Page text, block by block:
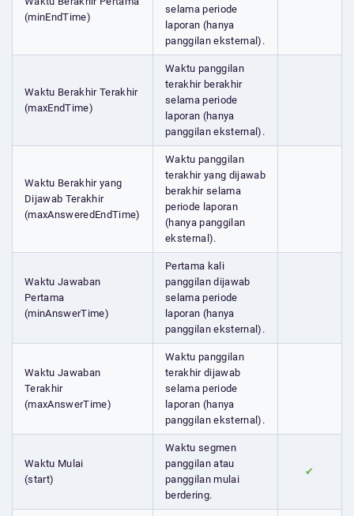
(minEndTime)
selama periode
laporan (hanya
panggilan eksternal).
Waktu Berakhir Terakhir
(maxEndTime)
Waktu panggilan
terakhir berakhir
selama periode
laporan (hanya
panggilan eksternal).
Waktu Berakhir yang
Dijawab Terakhir
(maxAnsweredEndTime)
Waktu panggilan
terakhir yang dijawab
berakhir selama
periode laporan
(hanya panggilan
eksternal).
Waktu Jawaban
Pertama
(minAnswerTime)
Pertama kali
panggilan dijawab
selama periode
laporan (hanya
panggilan eksternal).
Waktu Jawaban
Terakhir
(maxAnswerTime)
Waktu panggilan
terakhir dijawab
selama periode
laporan (hanya
panggilan eksternal).
Waktu Mulai
(start)
Waktu segmen
panggilan atau
panggilan mulai
berdering.
✔